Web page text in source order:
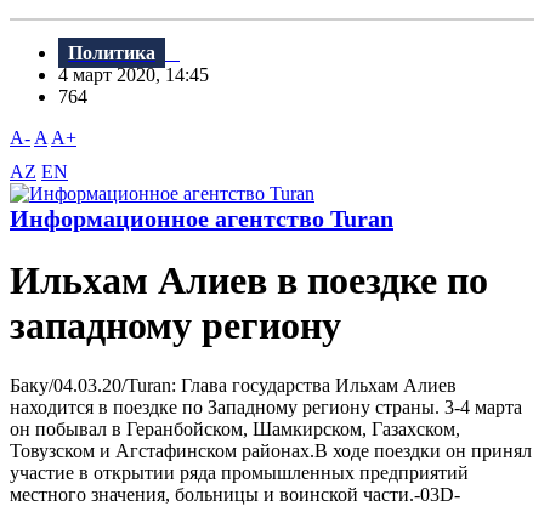
Политика
4 март 2020, 14:45
764
A- A A+
AZ EN
Информационное агентство Turan
Ильхам Алиев в поездке по
западному региону
Баку/04.03.20/Turan: Глава государства Ильхам Алиев
находится в поездке по Западному региону страны. 3-4 марта
он побывал в Геранбойском, Шамкирском, Газахском,
Товузском и Агстафинском районах.В ходе поездки он принял
участие в открытии ряда промышленных предприятий
местного значения, больницы и воинской части.-03D-